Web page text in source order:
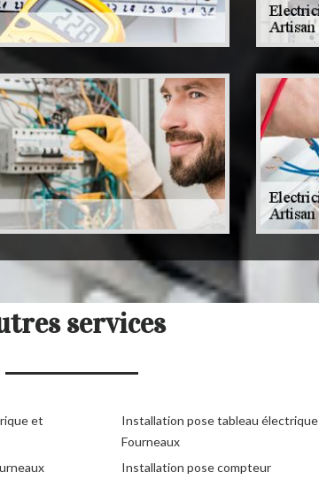
services
et
Installation pose tableau électrique
Fourneaux
Installation pose compteur